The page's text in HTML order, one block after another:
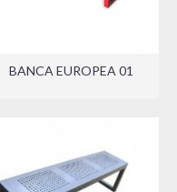
BANCA EUROPEA 01